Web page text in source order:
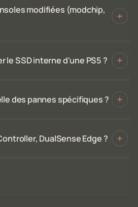
modifiées (modchip,
le SSD interne d'une PS5 ?
des pannes spécifiques ?
DualSense Edge ?